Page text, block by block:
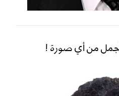
من أي صورة !